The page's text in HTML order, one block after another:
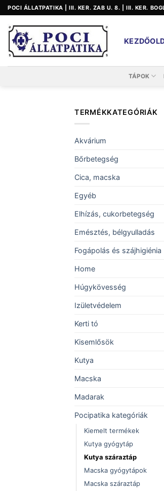
Skip
to
content
POCI ÁLLATPATIKA | III. KER. ZAB U. 8. | III. KER.
TÁPOK
TERMÉKKATEGÓRIÁK
Akvárium
Bőrbetegség
Cica, macska
Egyéb
Elhízás, cukorbetegség
Emésztés, bélgyulladás
Fogápolás és szájhigiénia
Home
Húgykövesség
Izületvédelem
Kerti tó
Kisemlősök
Kutya
Macska
Madarak
Pocipatika kategóriák
Kiemelt termékek
Kutya gyógytáp
Kutya száraztáp
Macska gyógytápok
Macska száraztáp